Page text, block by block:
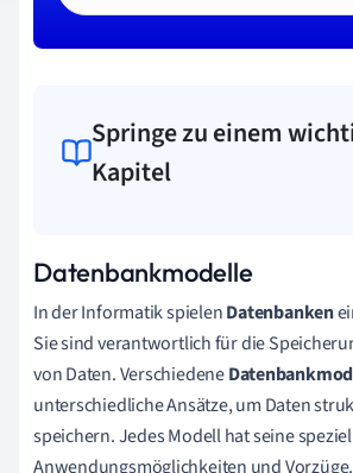
Springe zu einem
Kapitel
Datenbankmodelle
In der Informatik spielenDatenbanken
Sie sind verantwortlich für die
von Daten. Verschiedene
unterschiedliche Ansätze, um Daten
speichern. Jedes Modell hat seine
Anwendungsmöglichkeiten und Vorzüge.